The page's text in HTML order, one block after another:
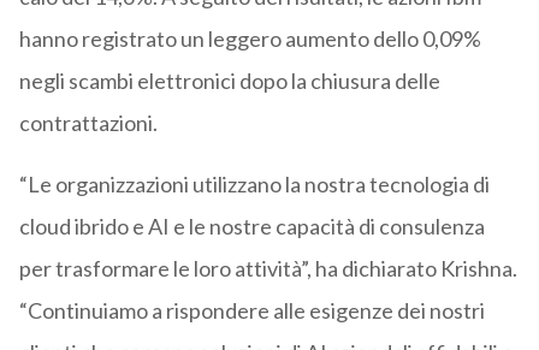
hanno registrato un leggero aumento dello 0,09%
negli scambi elettronici dopo la chiusura delle
contrattazioni.
“Le organizzazioni utilizzano la nostra tecnologia di
cloud ibrido e AI e le nostre capacità di consulenza
per trasformare le loro attività”, ha dichiarato Krishna.
“Continuiamo a rispondere alle esigenze dei nostri